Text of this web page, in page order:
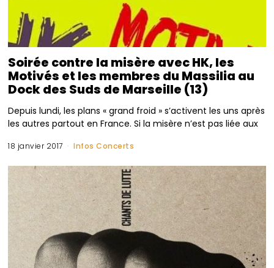
Soirée contre la misère avec HK, les
Motivés et les membres du Massilia au
Dock des Suds de Marseille (13)
Depuis lundi, les plans « grand froid » s’activent les uns après
les autres partout en France. Si la misère n’est pas liée aux
18 janvier 2017 Infos Concerts